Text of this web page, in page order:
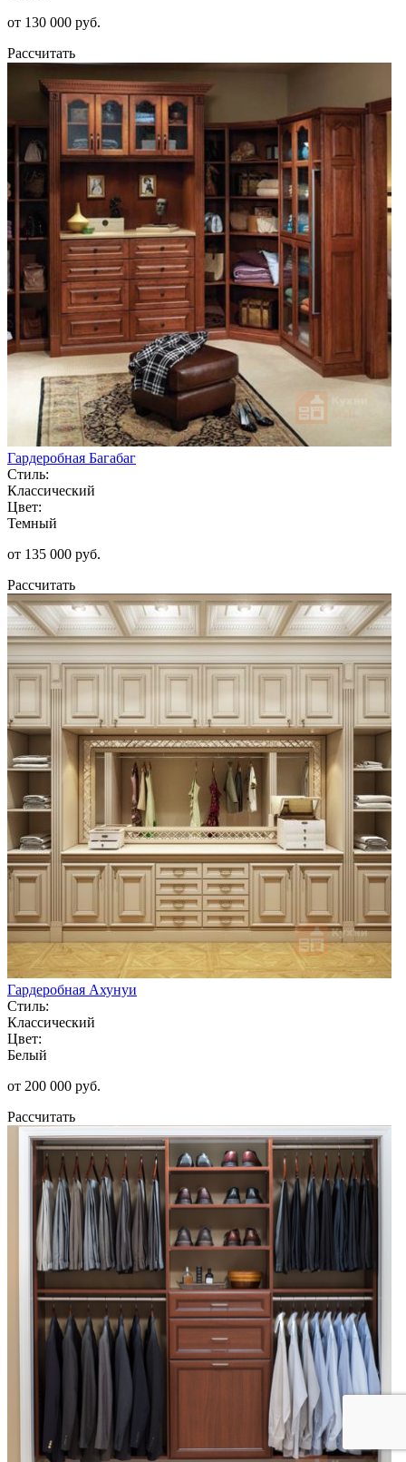
от 130 000 руб.
Рассчитать
Гардеробная Багабаг
Стиль:
Классический
Цвет:
Темный
от 135 000 руб.
Рассчитать
Гардеробная Ахунуи
Стиль:
Классический
Цвет:
Белый
от 200 000 руб.
Рассчитать